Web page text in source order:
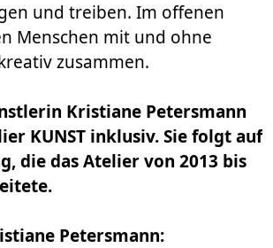
und treiben. Im offenen
Menschen mit und ohne
zusammen.
Kristiane Petersmann
KUNST inklusiv. Sie folgt auf
die das Atelier von 2013 bis
Petersmann: